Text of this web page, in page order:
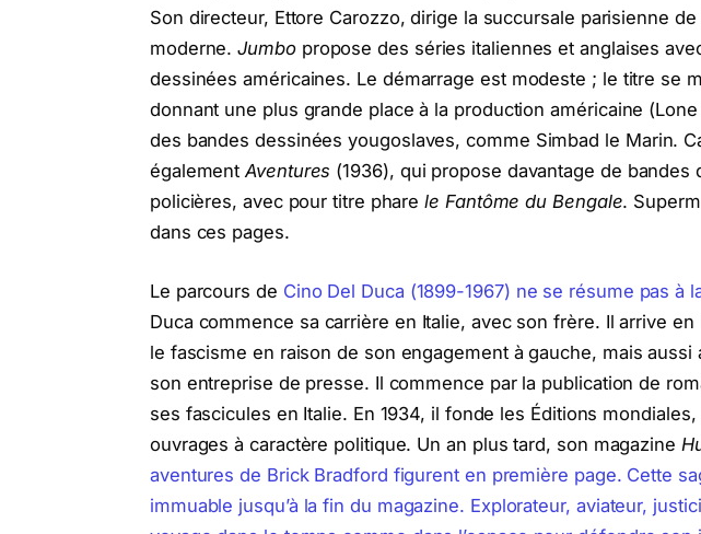
Son directeur, Ettore Carozzo, dirige la succursale parisienne de
moderne.Jumbopropose des séries italiennes et anglaises
dessinées américaines. Le démarrage est modeste ; le titre se
donnant une plus grande place à la production américaine
des bandes dessinées yougoslaves, comme Simbad le Marin.
égalementAventures (1936), qui propose davantage de
policières, avec pour titre pharele Fantôme du Bengale.
dans ces pages.
Le parcours de Cino Del Duca (1899-1967) ne se résume pas à
Duca commence sa carrière en Italie, avec son frère. Il arrive
le fascisme en raison de son engagement à gauche, mais aussi
son entreprise de presse. Il commence par la publication de
ses fascicules en Italie. En 1934, il fonde les Éditions mondiales,
ouvrages à caractère politique. Un an plus tard, son magazine
aventures de Brick Bradford figurent en première page. Cette
immuable jusqu’à la fin du magazine. Explorateur, aviateur,